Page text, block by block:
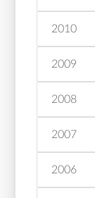
2010
2009
2008
2007
2006